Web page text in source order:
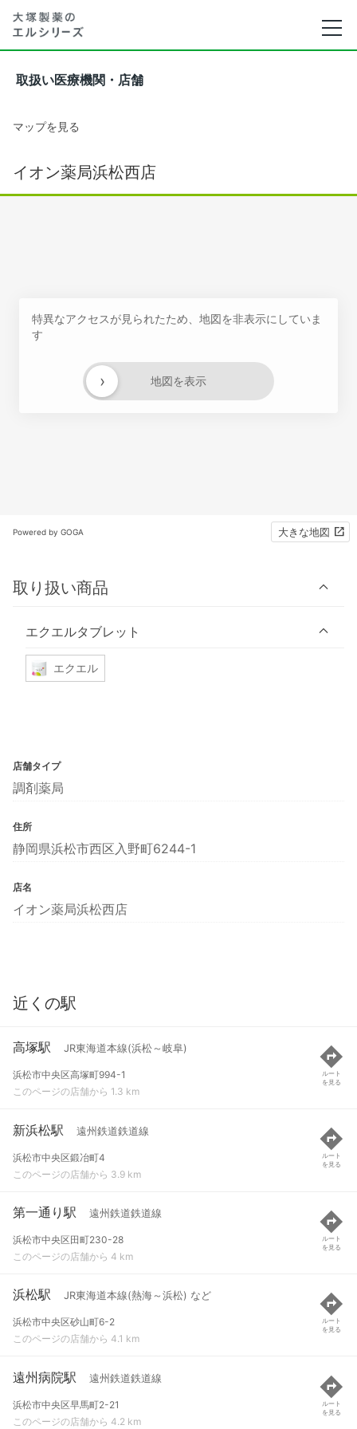
取扱い医療機関・店舗
マップを見る
イオン薬局浜松西店
特異なアクセスが見られたため、地図を非表示にしていま
す
地図を表示
›
Powered by GOGA 大きな地図
取り扱い商品
エクエルタブレット
エクエル
店舗タイプ
調剤薬局
住所
静岡県浜松市西区入野町6244-1
店名
イオン薬局浜松西店
近くの駅
高塚駅 JR東海道本線(浜松～岐阜)
浜松市中央区高塚町994-1
このページの店舗から 1.3 km
ルート
を見る
新浜松駅 遠州鉄道鉄道線
浜松市中央区鍛冶町4
このページの店舗から 3.9 km
ルート
を見る
第一通り駅 遠州鉄道鉄道線
浜松市中央区田町230-28
このページの店舗から 4 km
ルート
を見る
浜松駅 JR東海道本線(熱海～浜松) など
浜松市中央区砂山町6-2
このページの店舗から 4.1 km
ルート
を見る
遠州病院駅 遠州鉄道鉄道線
浜松市中央区早馬町2-21
このページの店舗から 4.2 km
ルート
を見る